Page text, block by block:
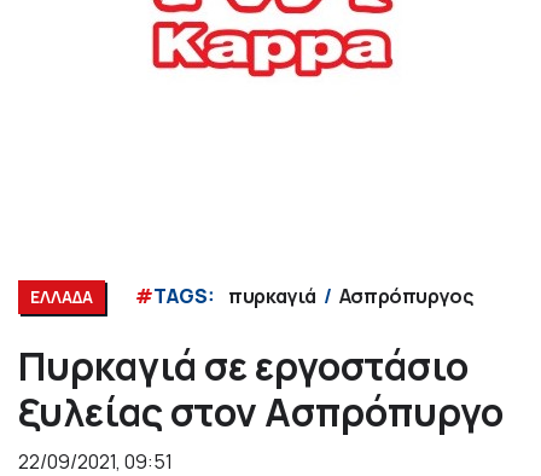
ΕΛΛΑΔΑ #TAGS: πυρκαγιά Ασπρόπυργος
Πυρκαγιά σε εργοστάσιο
ξυλείας στον Ασπρόπυργο
22/09/2021, 09:51